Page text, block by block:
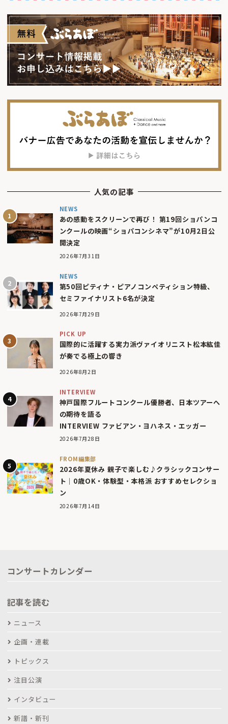
人気の記事
NEWS
あの感動をスクリーンで再び！ 第19回ショパンコ
ンクールの映画“ショパコンシネマ”が10月2日公
開決定
2026年7月31日
NEWS
第50回ピティナ・ピアノコンペティション特級、
セミファイナリスト6名が決定
2026年7月29日
PICK UP
国際的に活躍する実力派ヴァイオリニスト松本紘佳
が奏でる極上の響き
2026年8月2日
INTERVIEW
神戸国際フルートコンクール優勝者、日本ツアーへ
の期待を語る
INTERVIEW ファビアン・ヨハネス・エッガー
2026年7月28日
FROM編集部
2026年夏休み 親子で楽しむ♪クラシックコンサー
ト｜0歳OK・体験型・本格派 おすすめセレクショ
ン
2026年7月14日
コンサートカレンダー
記事を読む
ニュース
企画・連載
トピックス
注目公演
インタビュー
新譜・新刊